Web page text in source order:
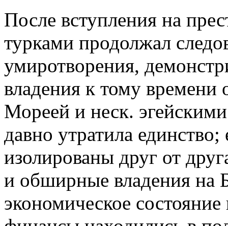
После вступления на
турками продолжал
умиротворения,
владения к тому времени
Мореей и неск.
давно утратила
изолированы друг от
и обширные владения на
экономическое